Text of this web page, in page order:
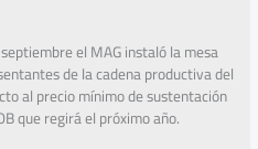
el MAG instaló la mesa
de la cadena productiva del
al precio mínimo de sustentación
que regirá el próximo año.